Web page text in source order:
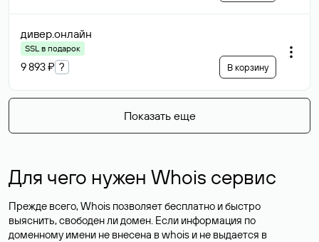
дивер.онлайн
SSL в подарок
9 893 ₽ ? В корзину
Показать еще
Для чего нужен Whois сервис
Прежде всего, Whois позволяет бесплатно и быстро
выяснить, свободен ли домен. Если информация по
доменному имени не внесена в whois и не выдается в